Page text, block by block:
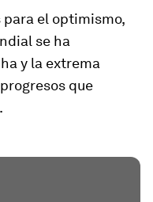
para el optimismo,
se ha
y la extrema
que